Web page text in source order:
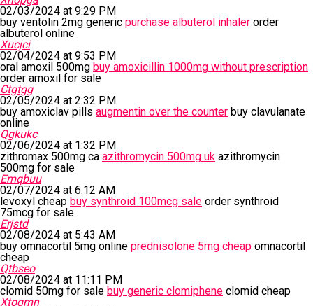
02/03/2024 at 9:29 PM
buy ventolin 2mg generic purchase albuterol inhaler order
albuterol online
Xucjci
02/04/2024 at 9:53 PM
oral amoxil 500mg buy amoxicillin 1000mg without prescription
order amoxil for sale
Ctgtgg
02/05/2024 at 2:32 PM
buy amoxiclav pills augmentin over the counter buy clavulanate
online
Qgkukc
02/06/2024 at 1:32 PM
zithromax 500mg ca azithromycin 500mg uk azithromycin
500mg for sale
Emqbuu
02/07/2024 at 6:12 AM
levoxyl cheap buy synthroid 100mcg sale order synthroid
75mcg for sale
Erjstd
02/08/2024 at 5:43 AM
buy omnacortil 5mg online prednisolone 5mg cheap omnacortil
cheap
Qtbseo
02/08/2024 at 11:11 PM
clomid 50mg for sale buy generic clomiphene clomid cheap
Xtoqmn